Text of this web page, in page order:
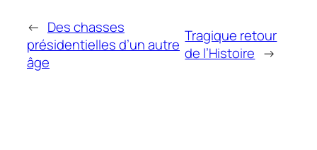
← Des chasses
présidentielles d’un autre
âge
Tragique retour
de l’Histoire →